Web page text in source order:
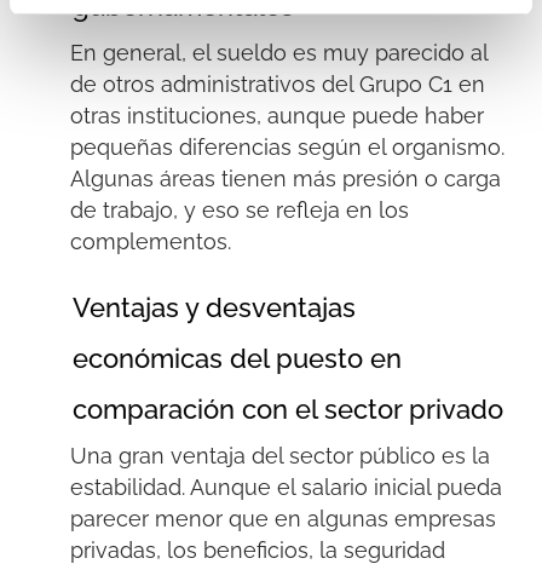
En general, el sueldo es muy parecido al
de otros administrativos del Grupo C1 en
otras instituciones, aunque puede haber
pequeñas diferencias según el organismo.
Algunas áreas tienen más presión o carga
de trabajo, y eso se refleja en los
complementos.
Ventajas y desventajas
económicas del puesto en
comparación con el sector privado
Una gran ventaja del sector público es la
estabilidad. Aunque el salario inicial pueda
parecer menor que en algunas empresas
privadas, los beneficios, la seguridad